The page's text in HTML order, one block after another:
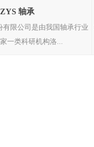
ZYS 轴承
有限公司是由我国轴承行业
一类科研机构洛...